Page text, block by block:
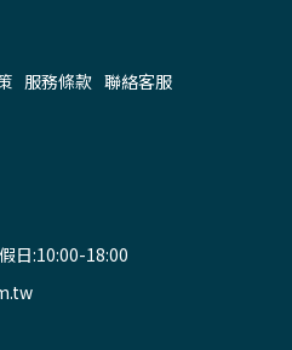
服務條款 聯絡客服
日:10:00-18:00